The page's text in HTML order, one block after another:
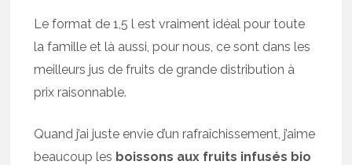
Le format de 1,5 l est vraiment idéal pour toute
la famille et là aussi, pour nous, ce sont dans les
meilleurs jus de fruits de grande distribution à
prix raisonnable.
Quand j’ai juste envie d’un rafraîchissement, j’aime
beaucoup les boissons aux fruits infusés bio